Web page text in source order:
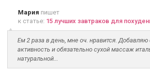
Мария пишет
к статье: 15 лучших завтраков для
Ем 2 раза в день, мне оч. нравится.
активность и обязательно сухой массаж
натуральной...